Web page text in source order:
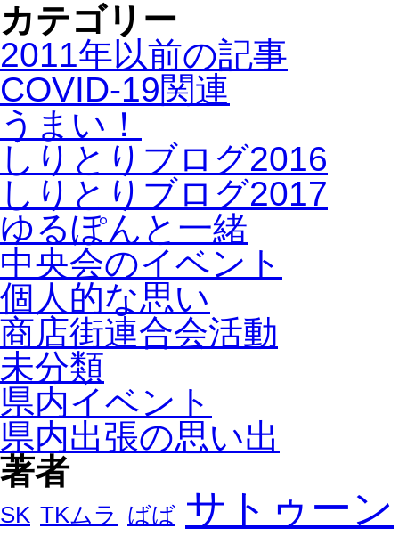
カテゴリー
2011年以前の記事
COVID-19関連
うまい！
しりとりブログ2016
しりとりブログ2017
ゆるぽんと一緒
中央会のイベント
個人的な思い
商店街連合会活動
未分類
県内イベント
県内出張の思い出
著者
SK TKムラ ばば サトゥーン